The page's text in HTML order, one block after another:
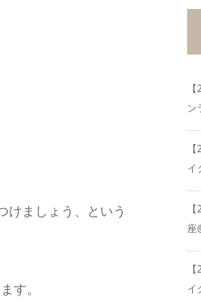
けましょう、という
す。
ン
イ
座
イ